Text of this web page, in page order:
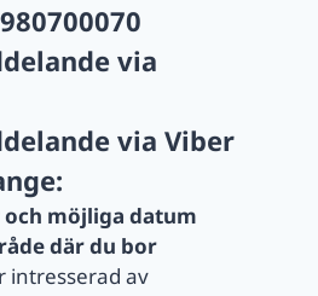
via
via Viber
möjliga datum
där du bor
intresserad av